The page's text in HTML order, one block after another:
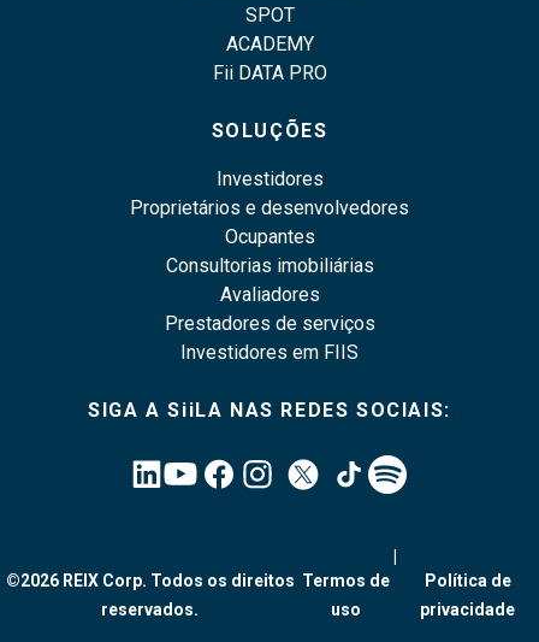
SPOT
ACADEMY
Fii DATA PRO
SOLUÇÕES
Investidores
Proprietários e desenvolvedores
Ocupantes
Consultorias imobiliárias
Avaliadores
Prestadores de serviços
Investidores em FIIS
SIGA A SiiLA NAS REDES SOCIAIS:
©2026 REIX Corp. Todos os direitos
reservados.
Termos de
uso
Política de
privacidade